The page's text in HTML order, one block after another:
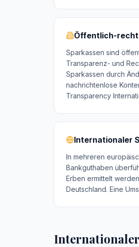
Öffentlich-
Sparkassen sind
Transparenz- und
Sparkassen durch
nachrichtenlose
Transparency
Internationaler
In mehreren
Bankguthaben
Erben ermittelt
Deutschland. Eine